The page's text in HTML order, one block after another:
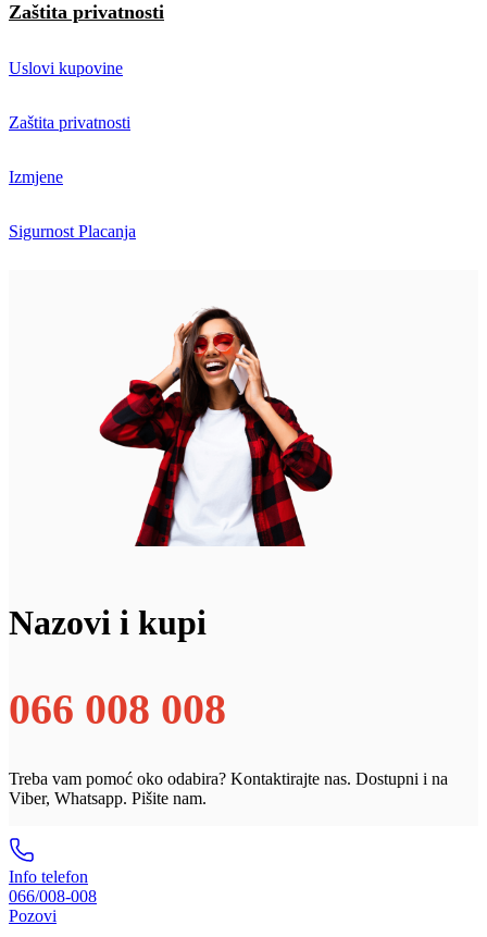
Zaštita privatnosti
Uslovi kupovine
Zaštita privatnosti
Izmjene
Sigurnost Placanja
Nazovi i kupi
066 008 008
Treba vam pomoć oko odabira? Kontaktirajte nas. Dostupni i na
Viber, Whatsapp. Pišite nam.
Info telefon
066/008-008
Pozovi